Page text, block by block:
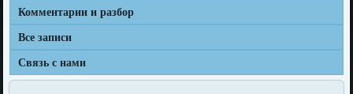
Комментарии и разбор
Все записи
Связь с нами